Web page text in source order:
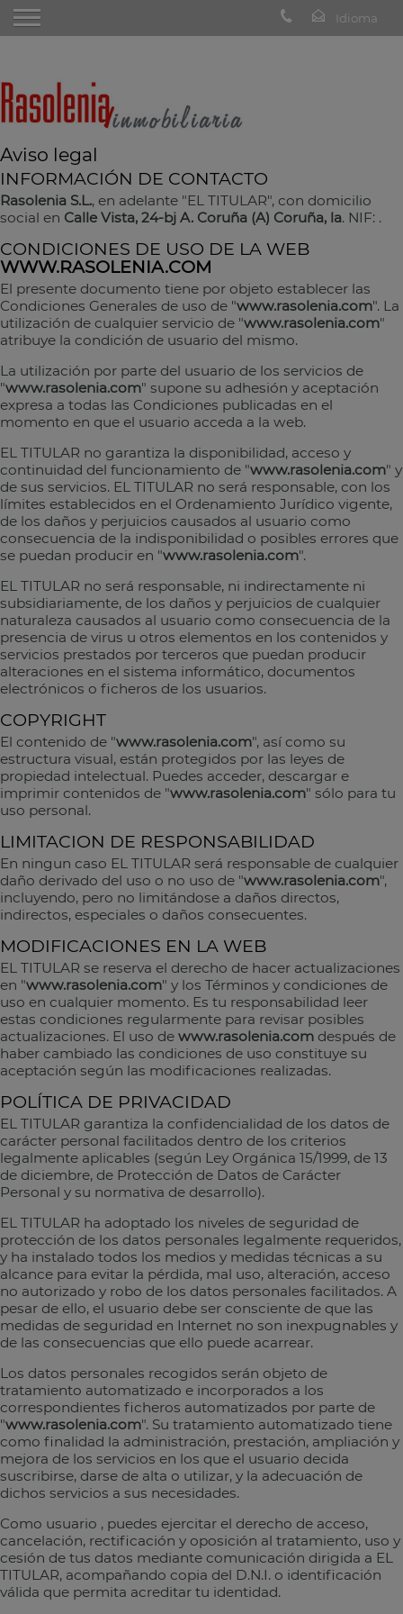
Aviso legal
INFORMACIÓN DE CONTACTO
Rasolenia S.L., en adelante "EL TITULAR", con domicilio
social en Calle Vista, 24-bj A. Coruña (A) Coruña, la. NIF: .
CONDICIONES DE USO DE LA WEB
WWW.RASOLENIA.COM
El presente documento tiene por objeto establecer las
Condiciones Generales de uso de "www.rasolenia.com". La
utilización de cualquier servicio de "www.rasolenia.com"
atribuye la condición de usuario del mismo.
La utilización por parte del usuario de los servicios de
"www.rasolenia.com" supone su adhesión y aceptación
expresa a todas las Condiciones publicadas en el
momento en que el usuario acceda a la web.
EL TITULAR no garantiza la disponibilidad, acceso y
continuidad del funcionamiento de "www.rasolenia.com" y
de sus servicios. EL TITULAR no será responsable, con los
límites establecidos en el Ordenamiento Jurídico vigente,
de los daños y perjuicios causados al usuario como
consecuencia de la indisponibilidad o posibles errores que
se puedan producir en "www.rasolenia.com".
EL TITULAR no será responsable, ni indirectamente ni
subsidiariamente, de los daños y perjuicios de cualquier
naturaleza causados al usuario como consecuencia de la
presencia de virus u otros elementos en los contenidos y
servicios prestados por terceros que puedan producir
alteraciones en el sistema informático, documentos
electrónicos o ficheros de los usuarios.
COPYRIGHT
El contenido de "www.rasolenia.com", así como su
estructura visual, están protegidos por las leyes de
propiedad intelectual. Puedes acceder, descargar e
imprimir contenidos de "www.rasolenia.com" sólo para tu
uso personal.
LIMITACION DE RESPONSABILIDAD
En ningun caso EL TITULAR será responsable de cualquier
daño derivado del uso o no uso de "www.rasolenia.com",
incluyendo, pero no limitándose a daños directos,
indirectos, especiales o daños consecuentes.
MODIFICACIONES EN LA WEB
EL TITULAR se reserva el derecho de hacer actualizaciones
en "www.rasolenia.com" y los Términos y condiciones de
uso en cualquier momento. Es tu responsabilidad leer
estas condiciones regularmente para revisar posibles
actualizaciones. El uso de www.rasolenia.com después de
haber cambiado las condiciones de uso constituye su
aceptación según las modificaciones realizadas.
POLÍTICA DE PRIVACIDAD
EL TITULAR garantiza la confidencialidad de los datos de
carácter personal facilitados dentro de los criterios
legalmente aplicables (según Ley Orgánica 15/1999, de 13
de diciembre, de Protección de Datos de Carácter
Personal y su normativa de desarrollo).
EL TITULAR ha adoptado los niveles de seguridad de
protección de los datos personales legalmente requeridos,
y ha instalado todos los medios y medidas técnicas a su
alcance para evitar la pérdida, mal uso, alteración, acceso
no autorizado y robo de los datos personales facilitados. A
pesar de ello, el usuario debe ser consciente de que las
medidas de seguridad en Internet no son inexpugnables y
de las consecuencias que ello puede acarrear.
Los datos personales recogidos serán objeto de
tratamiento automatizado e incorporados a los
correspondientes ficheros automatizados por parte de
"www.rasolenia.com". Su tratamiento automatizado tiene
como finalidad la administración, prestación, ampliación y
mejora de los servicios en los que el usuario decida
suscribirse, darse de alta o utilizar, y la adecuación de
dichos servicios a sus necesidades.
Como usuario , puedes ejercitar el derecho de acceso,
cancelación, rectificación y oposición al tratamiento, uso y
cesión de tus datos mediante comunicación dirigida a EL
TITULAR, acompañando copia del D.N.I. o identificación
válida que permita acreditar tu identidad.